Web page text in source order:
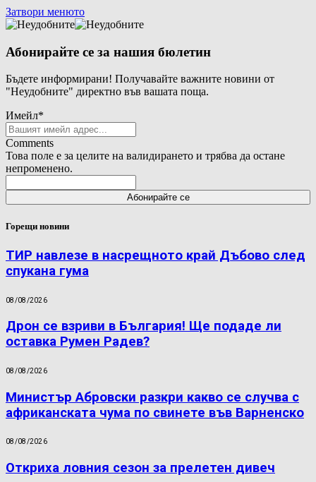
Затвори менюто
Абонирайте се за нашия бюлетин
Бъдете информирани! Получавайте важните новини от
"Неудобните" директно във вашата поща.
Имейл*
Comments
Това поле е за целите на валидирането и трябва да остане
непроменено.
Горещи новини
ТИР навлезе в насрещното край Дъбово след
спукана гума
08/08/2026
Дрон се взриви в България! Ще подаде ли
оставка Румен Радев?
08/08/2026
Министър Абровски разкри какво се случва с
африканската чума по свинете във Варненско
08/08/2026
Откриха ловния сезон за прелетен дивеч